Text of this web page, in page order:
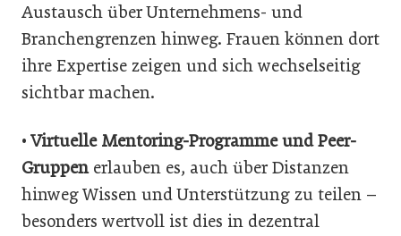
Austausch über Unternehmens- und
Branchengrenzen hinweg. Frauen können dort
ihre Expertise zeigen und sich wechselseitig
sichtbar machen.
•Virtuelle Mentoring-Programme und Peer-
Gruppenerlauben es, auch über Distanzen
hinweg Wissen und Unterstützung zu teilen –
besonders wertvoll ist dies in dezentral